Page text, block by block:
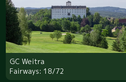
GC Weitra
Fairways: 18/72